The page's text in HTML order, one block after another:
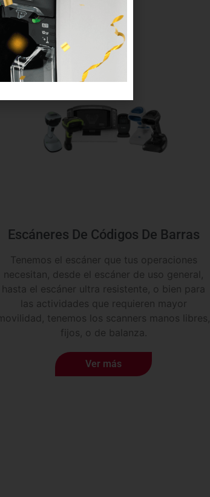
Escáneres De Códigos De Barras
Tenemos el escáner que tus operaciones
necesitan, desde el escáner de uso general,
hasta el escáner ultra resistente, o bien para
las actividades que requieren mayor
movilidad, tenemos los scanners manos libres,
fijos, o de balanza.
Ver más